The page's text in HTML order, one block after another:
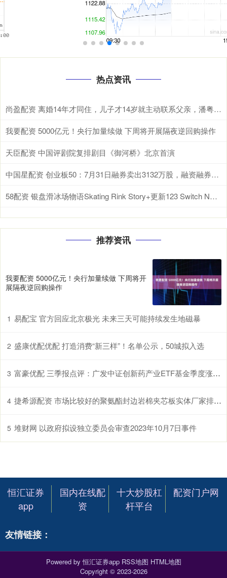
热点资讯
尚盈配资 离婚14年才同住，儿子才14岁就主动联系父亲，潘粤明终于赢了
我要配资 5000亿元！央行加量续做 下周将开展隔夜逆回购操作
天臣配资 中国评剧院复排剧目《御河桥》北京首演
中国星配资 创业板50：7月31日融券卖出3132万股，融资融券余额763亿元
58配资 银盘滑冰场物语Skating Rink Story+更新123 Switch NSP中文_游戏_溜冰场_玩家
推荐资讯
我要配资 5000亿元！央行加量续做 下周将开
展隔夜逆回购操作
1 易配宝 官方回应北京极光 未来三天可能持续发生地磁暴
2 盛康优配优配 打造消费“新三样”！名单公示，50城拟入选
3 富豪优配 三季报点评：广发中证创新药产业ETF基金季度涨幅22.75%
4 捷希源配资 市场比较好的聚氨酯封边岩棉夹芯板实体厂家排名，专家团队实测报告独家发布
5 堆财网 以政府拟设独立委员会审查2023年10月7日事件
恒汇证券
app
国内在线配
资
十大炒股杠
杆平台
配资门户网
友情链接：
Powered by恒汇证券app RSS地图 HTML地图
Copyright © 2023-2026